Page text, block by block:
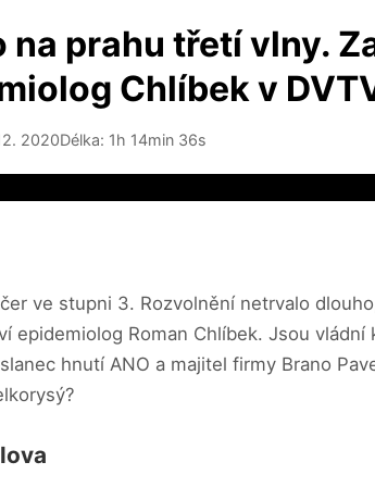
na prahu třetí vlny.
Chlíbek v
2020Délka: 1h 14min 36s
ve stupni 3. Rozvolnění netrvalo
epidemiolog Roman Chlíbek. Jsou
hnutí ANO a majitel firmy Brano